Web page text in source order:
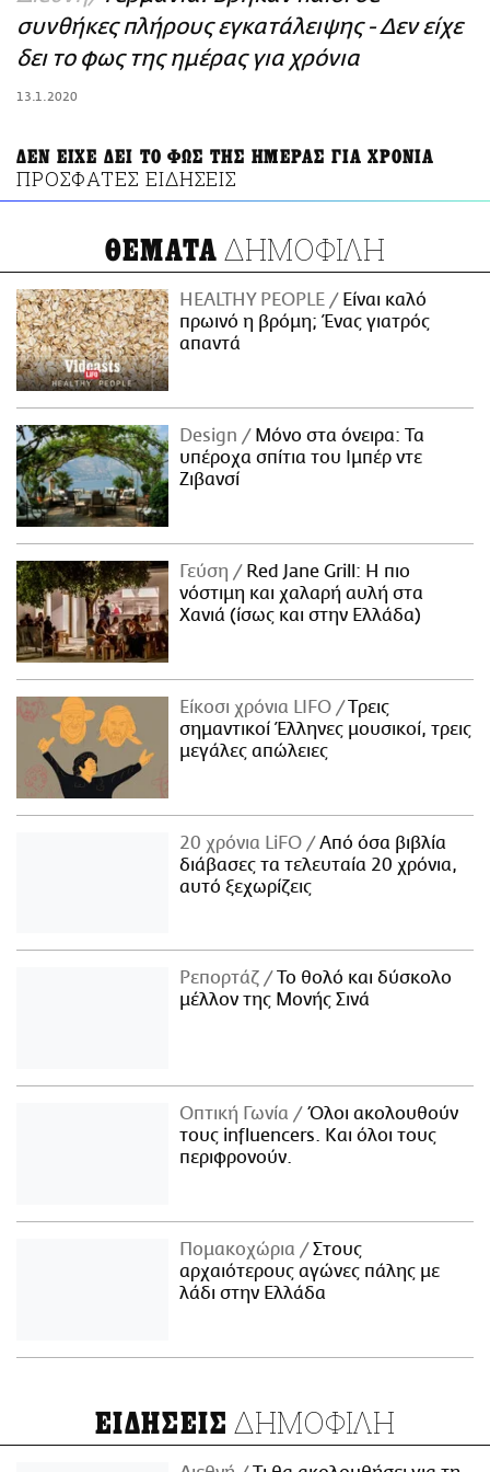
ΑΜΠΑ
PRINT
συνθήκες πλήρους εγκατάλειψης - Δεν είχε
δει το φως της ημέρας για χρόνια
13.1.2020
ΔΕΝ ΕΙΧΕ ΔΕΙ ΤΟ ΦΩΣ ΤΗΣ ΗΜΕΡΑΣ ΓΙΑ ΧΡΟΝΙΑ
ΠΡΟΣΦΑΤΕΣ ΕΙΔΗΣΕΙΣ
ΘΕΜΑΤΑ ΔΗΜΟΦΙΛΗ
HEALTHY PEOPLE
Είναι καλό
πρωινό η βρόμη; Ένας γιατρός
απαντά
Design
Μόνο στα όνειρα: Τα
υπέροχα σπίτια του Ιμπέρ ντε
Ζιβανσί
Γεύση
Red Jane Grill: Η πιο
νόστιμη και χαλαρή αυλή στα
Χανιά (ίσως και στην Ελλάδα)
Είκοσι χρόνια LIFO
Tρεις
σημαντικοί Έλληνες μουσικοί, τρεις
μεγάλες απώλειες
20 χρόνια LiFO
Από όσα βιβλία
διάβασες τα τελευταία 20 χρόνια,
αυτό ξεχωρίζεις
Ρεπορτάζ
Το θολό και δύσκολο
μέλλον της Μονής Σινά
Οπτική Γωνία
Όλοι ακολουθούν
τους influencers. Και όλοι τους
περιφρονούν.
Πομακοχώρια
Στους
αρχαιότερους αγώνες πάλης με
λάδι στην Ελλάδα
ΕΙΔΗΣΕΙΣ ΔΗΜΟΦΙΛΗ